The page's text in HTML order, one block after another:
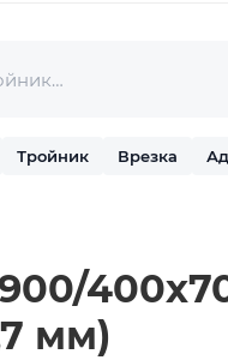
Тройник Врезка
мм)